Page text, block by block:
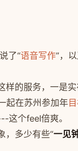
了“语音写作”，
样的服务，一是
起在苏州参加年
这个feel倍爽。
，多少有些“一见